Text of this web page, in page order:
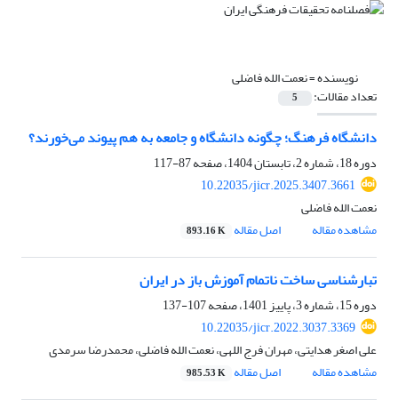
نویسنده =نعمت الله فاضلی
تعداد مقالات: 5
دانشگاه فرهنگ؛ چگونه دانشگاه و جامعه به هم پیوند می‌خورند؟
دوره 18، شماره 2، تابستان 1404، صفحه
87-117
10.22035/jicr.2025.3407.3661
نعمت الله فاضلی
مشاهده مقاله
اصل مقاله 893.16 K
تبارشناسی ساخت ناتمام آموزش باز در ایران
دوره 15، شماره 3، پاییز 1401، صفحه
107-137
10.22035/jicr.2022.3037.3369
علی اصغر هدایتی، مهران فرج اللهی، نعمت الله فاضلی، محمدرضا سرمدی
مشاهده مقاله
اصل مقاله 985.53 K